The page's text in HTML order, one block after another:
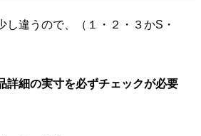
し違うので、（１・２・３かS・
詳細の実寸を必ずチェックが必要